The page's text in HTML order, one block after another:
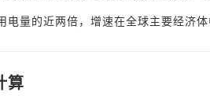
量的近两倍，增速在全球主要经济体
算